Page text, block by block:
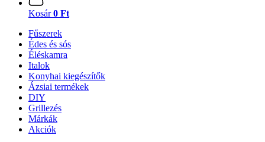
Kosár 0 Ft
Fűszerek
Édes és sós
Éléskamra
Italok
Konyhai kiegészítők
Ázsiai termékek
DIY
Grillezés
Márkák
Akciók